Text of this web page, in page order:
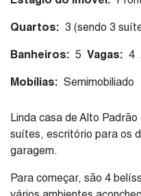
Quartos: 3 (sendo 3
Banheiros: 5 Vagas: 4
Mobílias: Semimobiliado
Linda casa de Alto
suítes, escritório para os
garagem.
Para começar, são 4